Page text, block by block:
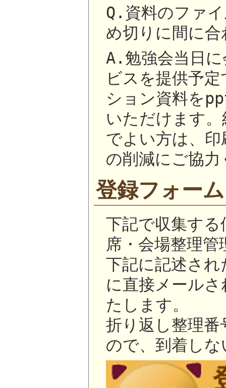
Q.資料のファ
め切りに間に
A.勉強会当日
ビスを提供予
ション資料を
いただけます
でよい方は、
の削減にご協
登録フォーム
下記で収集す
席・会場整理
下記に記述さ
に直接メール
たします。
折り返し整理
ので、到着し